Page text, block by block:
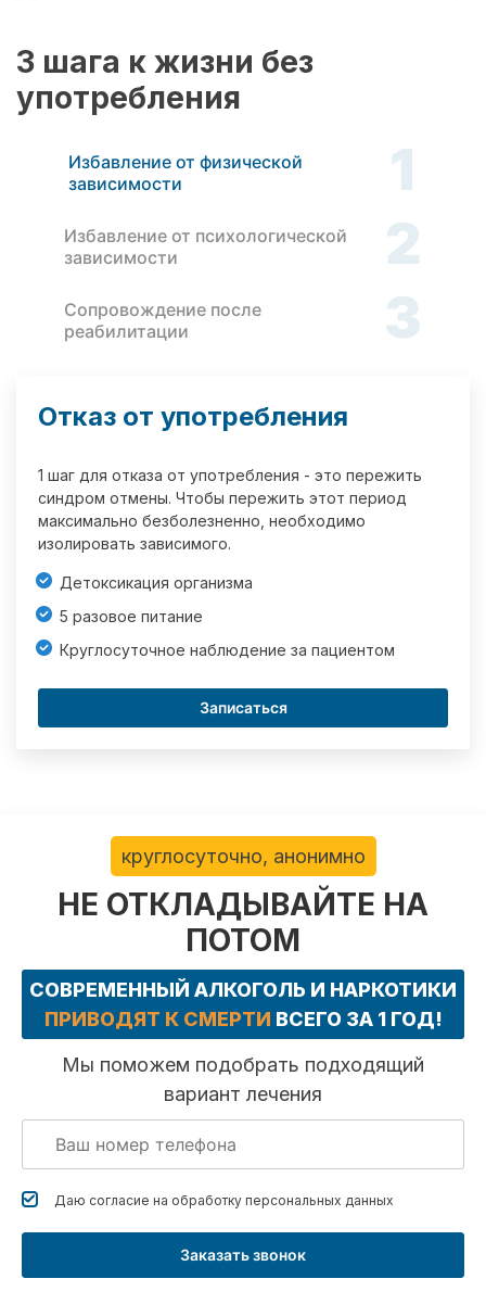
3 шага к жизни без
употребления
Избавление от физической
зависимости
1
Избавление от психологической
зависимости
2
Сопровождение после
реабилитации
3
Отказ от употребления
1 шаг для отказа от употребления - это пережить
синдром отмены. Чтобы пережить этот период
максимально безболезненно, необходимо
изолировать зависимого.
Детоксикация организма
5 разовое питание
Круглосуточное наблюдение за пациентом
Записаться
круглосуточно, анонимно
НЕ ОТКЛАДЫВАЙТЕ НА
ПОТОМ
СОВРЕМЕННЫЙ АЛКОГОЛЬ И НАРКОТИКИ
ПРИВОДЯТ К СМЕРТИ ВСЕГО ЗА 1 ГОД!
Мы поможем подобрать подходящий
вариант лечения
Даю согласие на обработку персональных данных
Заказать звонок